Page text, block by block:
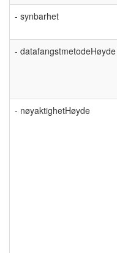
- synbarhet
- datafangstmetodeHøyde
- nøyaktighetHøyde